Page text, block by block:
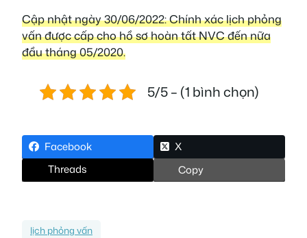
Cập nhật ngày 30/06/2022: Chính xác lịch phỏng
vấn được cấp cho hồ sơ hoàn tất NVC đến nữa
đầu tháng 05/2020.
5/5 – (1 bình chọn)
Facebook
X
Threads
Copy
lịch phỏng vấn